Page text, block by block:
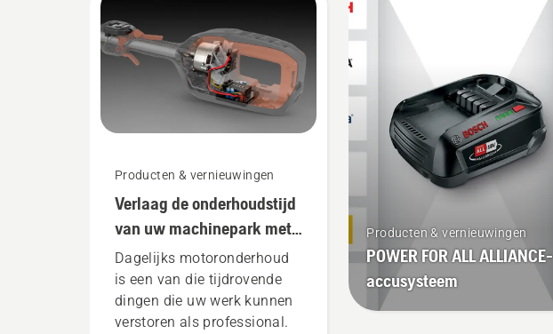
Producten & vernieuwingen
Verlaag de onderhoudstijd
van uw machinepark met
accumachines
Dagelijks motoronderhoud
is een van die tijdrovende
dingen die uw werk kunnen
verstoren als professional.
ruggedragen accu zorgt
voor meer draagcomfort en
het gebruik, waardoor u
langer kunt werken zonder
te pauzeren.
Producten & vernieuwingen
POWER FOR ALL ALLIANCE-
accusysteem